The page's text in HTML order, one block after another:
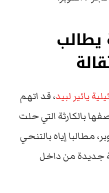
يطالب
يائير لبيد، قد اتهم
بالكارثة التي حلت
مطالبا إياه بالتنحي
جديدة من داخل